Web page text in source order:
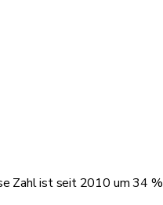
Zahl ist seit 2010 um 34 %